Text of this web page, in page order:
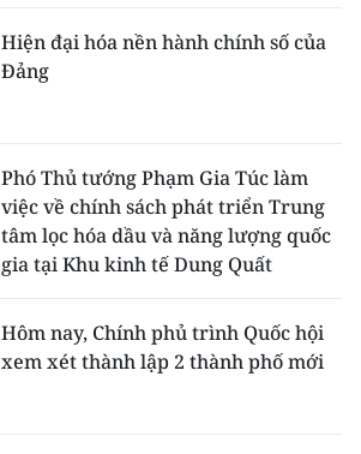
Hiện đại hóa nền hành chính số của
Đảng
Phó Thủ tướng Phạm Gia Túc làm
việc về chính sách phát triển Trung
tâm lọc hóa dầu và năng lượng quốc
gia tại Khu kinh tế Dung Quất
Hôm nay, Chính phủ trình Quốc hội
xem xét thành lập 2 thành phố mới